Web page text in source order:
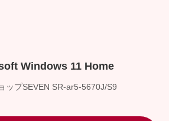
Windows 11 Home
ップSEVEN SR-ar5-5670J/S9